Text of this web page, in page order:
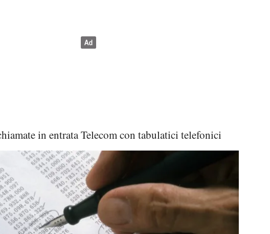
in entrata Telecom con tabulatici telefonici